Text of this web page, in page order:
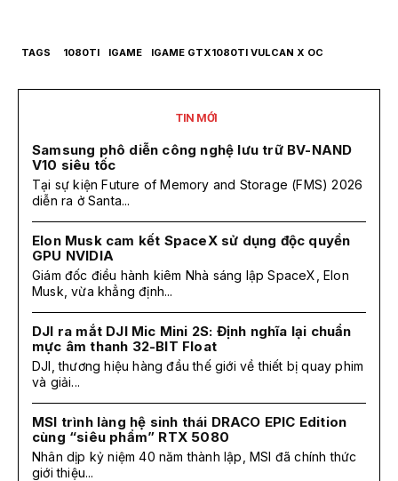
TAGS 1080TI IGAME IGAME GTX1080TI VULCAN X OC
TIN MỚI
Samsung phô diễn công nghệ lưu trữ BV-NAND
V10 siêu tốc
Tại sự kiện Future of Memory and Storage (FMS) 2026
diễn ra ở Santa...
Elon Musk cam kết SpaceX sử dụng độc quyền
GPU NVIDIA
Giám đốc điều hành kiêm Nhà sáng lập SpaceX, Elon
Musk, vừa khẳng định...
DJI ra mắt DJI Mic Mini 2S: Định nghĩa lại chuẩn
mực âm thanh 32-BIT Float
DJI, thương hiệu hàng đầu thế giới về thiết bị quay phim
và giải...
MSI trình làng hệ sinh thái DRACO EPIC Edition
cùng “siêu phẩm” RTX 5080
Nhân dịp kỷ niệm 40 năm thành lập, MSI đã chính thức
giới thiệu...